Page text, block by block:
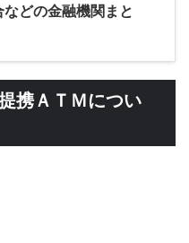
どの金融機関まと
携ＡＴＭについ